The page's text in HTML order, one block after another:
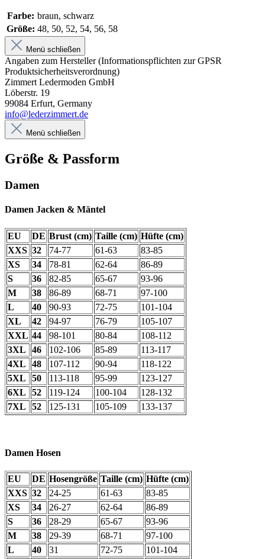
Farbe: braun, schwarz
Größe: 48, 50, 52, 54, 56, 58
Menü schließen
Angaben zum Hersteller (Informationspflichten zur GPSR
Produktsicherheitsverordnung)
Zimmert Ledermoden GmbH
Löberstr. 19
99084 Erfurt, Germany
info@lederzimmert.de
Menü schließen
Größe & Passform
Damen
Damen Jacken & Mäntel
EU DE Brust (cm) Taille (cm) Hüfte (cm)
XXS 32 74-77 61-63
83-85
XS
34 78-81 62-64
86-89
S
36 82-85 65-67
93-96
M
38 86-89 68-71
97-100
L
40 90-93 72-75
101-104
XL
42 94-97 76-79
105-107
XXL 44 98-101 80-84
108-112
3XL
46 102-106 85-89
113-117
4XL
48 107-112 90-94
118-122
5XL
50 113-118 95-99
123-127
6XL
52 119-124 100-104
128-132
7XL
52 125-131 105-109 133-137
Damen Hosen
EU DE Hosengröße Taille (cm) Hüfte (cm)
XXS 32 24-25 61-63
83-85
XS
34 26-27 62-64
86-89
S
36 28-29 65-67
93-96
M
38 29-39 68-71
97-100
L
40 31 72-75 101-104